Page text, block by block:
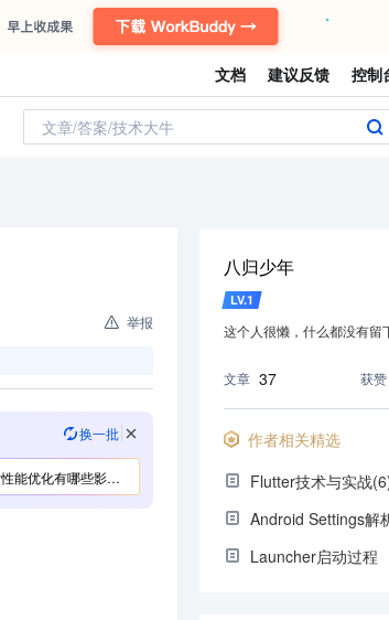
文档 建议反馈 控制
文章/答案/技术大牛
举报
换一批
优化有哪些影响？
八归少年
LV.1
这个人很懒，什么都没有留
文章 37 获赞
作者相关精选
Flutter技术与实战
Android Settings解
Launcher启动过程